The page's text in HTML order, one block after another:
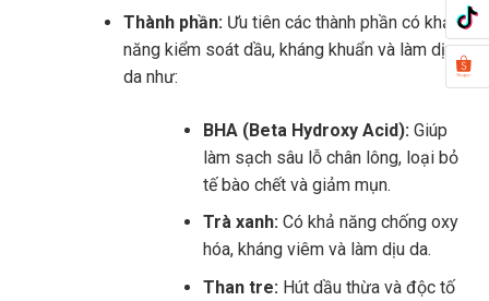
Thành phần: Ưu tiên các thành phần có khả
năng kiểm soát dầu, kháng khuẩn và làm dịu
da như:
BHA (Beta Hydroxy Acid): Giúp
làm sạch sâu lỗ chân lông, loại bỏ
tế bào chết và giảm mụn.
Trà xanh: Có khả năng chống oxy
hóa, kháng viêm và làm dịu da.
Than tre: Hút dầu thừa và độc tố